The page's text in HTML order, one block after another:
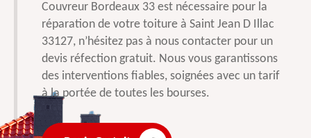
Couvreur Bordeaux 33 est nécessaire pour la
réparation de votre toiture à Saint Jean D Illac
33127, n’hésitez pas à nous contacter pour un
devis réfection gratuit. Nous vous garantissons
des interventions fiables, soignées avec un tarif
à la portée de toutes les bourses.